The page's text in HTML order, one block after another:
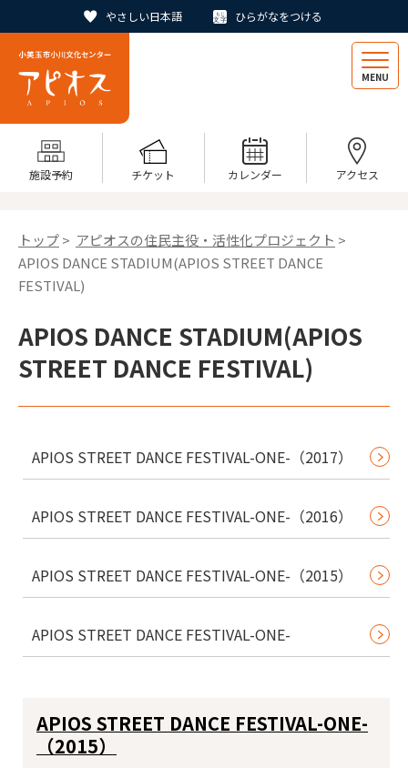
やさしい日本語 ひらがなをつける
MENU
施設予約 チケット カレンダー アクセス
トップ> アピオスの住民主役・活性化プロジェクト >
APIOS DANCE STADIUM(APIOS STREET DANCE
FESTIVAL)
APIOS DANCE STADIUM(APIOS
STREET DANCE FESTIVAL)
APIOS STREET DANCE FESTIVAL-ONE-（2017）
APIOS STREET DANCE FESTIVAL-ONE-（2016）
APIOS STREET DANCE FESTIVAL-ONE-（2015）
APIOS STREET DANCE FESTIVAL-ONE-
APIOS STREET DANCE FESTIVAL-ONE-
（2015）